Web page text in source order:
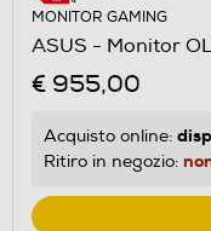
MONITOR GAMING
ASUS - Monitor
€ 955,00
Acquisto online:
Ritiro in negozio: